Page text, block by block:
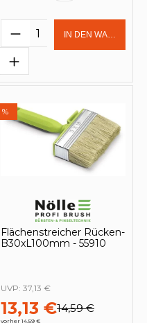
Produkt Anzahl:
IN DEN
%
Flächenstreicher Rücken-
B30xL100mm - 55910
13,13 €14,59 €
vorher 14,59 €
UVP: 37,13 €